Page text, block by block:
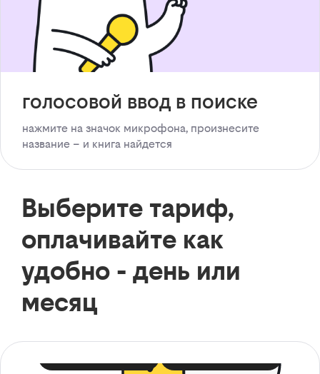
голосовой ввод в поиске
нажмите на значок микрофона, произнесите
название – и книга найдется
Выберите тариф,
оплачивайте как
удобно - день или
месяц